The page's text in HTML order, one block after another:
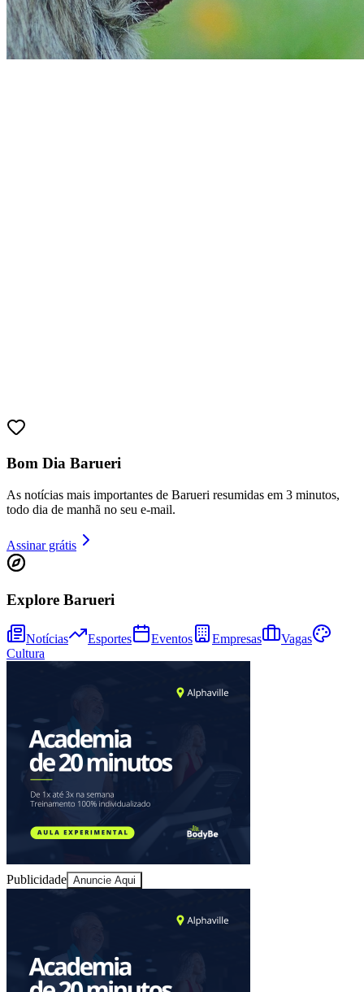
Fortaleza
Bom Dia Barueri
As notícias mais importantes de Barueri resumidas em 3 minutos,
todo dia de manhã no seu e-mail.
Assinar grátis
Explore Barueri
Notícias Esportes Eventos Empresas
Vagas
Cultura
Publicidade Anuncie Aqui